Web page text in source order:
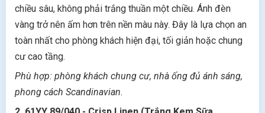
chiều sâu, không phải trắng thuần một chiều. Ánh đèn
vàng trở nên ấm hơn trên nền màu này. Đây là lựa chọn an
toàn nhất cho phòng khách hiện đại, tối giản hoặc chung
cư cao tầng.
Phù hợp: phòng khách chung cư, nhà ống đủ ánh sáng,
phong cách Scandinavian.